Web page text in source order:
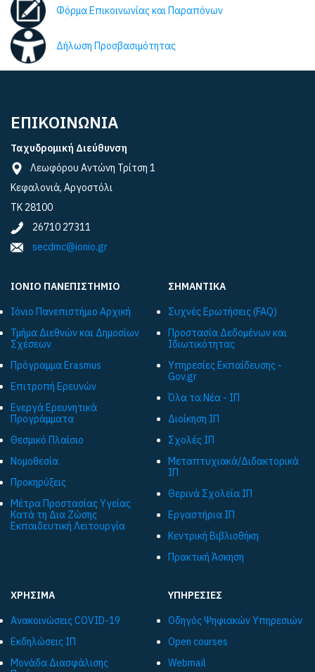
Φόρμα Επικοινωνίας και Παραπόνων
Δήλωση Προσβασιμότητας
ΕΠΙΚΟΙΝΩΝΙΑ
Ταχυδρομική Διεύθυνση
Λεωφόρου Αντώνη Τρίτση 1
Κεφαλονιά, Αργοστόλι
ΤΚ 28100
26710 27311
secdmc@ionio.gr
ΙΟΝΙΟ ΠΑΝΕΠΙΣΤΗΜΙΟ
Ιόνιο Πανεπιστήμιο Αρχική
Τμήμα Διεθνών και Δημοσίων
Σχέσεων
Πρόγραμμα Εrasmus
Επιτροπή Ερευνών
Ενεργά Ερευνητικά
Προγράμματα
Θεσμικό Πλαίσιο
Νομοθεσία
Προκηρύξεις
Μέτρα Προστασίας Υγείας
Κατά τη Δια Ζώσης
Εκπαιδευτική Λειτουργία
ΣΗΜΑΝΤΙΚΑ
Συχνές Ερωτήσεις (FAQ)
Προστασία Δεδομένων και
Ιδιωτικότητας
Υπηρεσίες Εκπαίδευσης -
Gov.gr
Όλα τα Νέα - ΙΠ
Διοίκηση ΙΠ
Σχολές ΙΠ
Μεταπτυχιακά/Διδακτορικά
ΙΠ
Θερινά Σχολεία ΙΠ
Εργαστήρια ΙΠ
Κεντρική Βιβλιοθήκη
Πρακτική Άσκηση
ΧΡΗΣΙΜΑ
Ανακοινώσεις COVID-19
Εκδηλώσεις ΙΠ
Μονάδα Διασφάλισης
ΥΠΗΡΕΣΙΕΣ
Οδηγός Ψηφιακών Υπηρεσιών
Open courses
Webmail